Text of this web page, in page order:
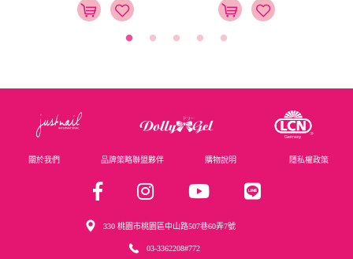
關於我們 品牌策略聯盟夥伴 購物說明 隱私權政策
330 桃園市桃園區中山路507巷60弄7號
03-3362208#772